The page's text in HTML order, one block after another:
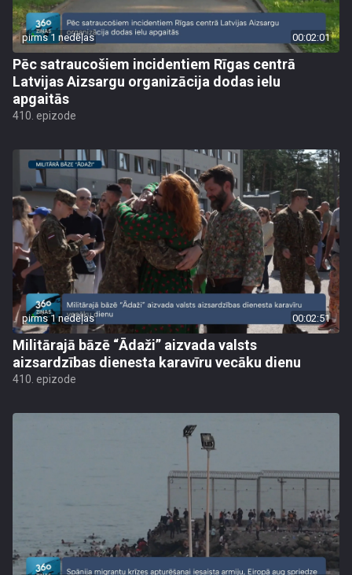
pirms 1 nedēļas 00:02:01
Pēc satraucošiem incidentiem Rīgas centrā
Latvijas Aizsargu organizācija dodas ielu
apgaitās
410. epizode
pirms 1 nedēļas 00:02:51
Militārajā bāzē “Ādaži” aizvada valsts
aizsardzības dienesta karavīru vecāku dienu
410. epizode